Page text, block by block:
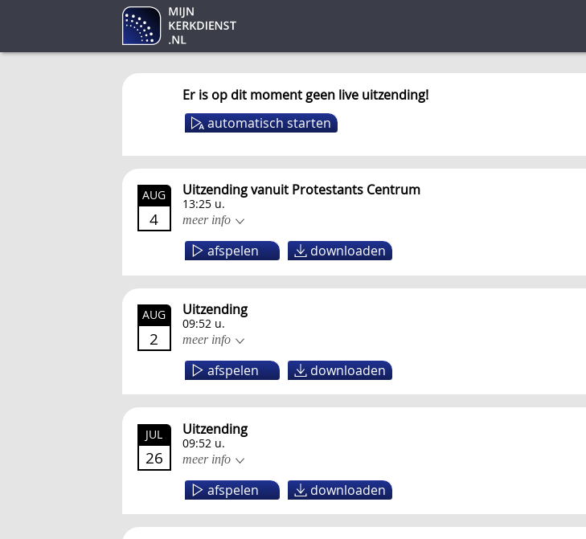
Er is op dit moment geen live uitzending!
automatisch starten
AUG
4
Uitzending vanuit Protestants Centrum
13:25 u.
meer info
afspelen downloaden
AUG
2
Uitzending
09:52 u.
meer info
afspelen downloaden
JUL
26
Uitzending
09:52 u.
meer info
afspelen downloaden